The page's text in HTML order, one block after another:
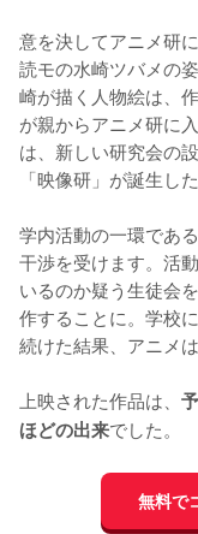
意を決してアニメ研
読モの水崎ツバメの
崎が描く人物絵は、
が親からアニメ研に
は、新しい研究会の
「映像研」が誕生し
学内活動の一環であ
干渉を受けます。活
いるのか疑う生徒会
作することに。学校
続けた結果、アニメは
上映された作品は、
ほどの出来でした。
無料で